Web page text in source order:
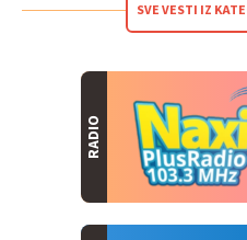
SVE VESTI IZ
RADIO